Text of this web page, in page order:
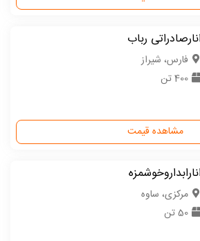
انارصادراتی رباب
فارس، شیراز
400 تن
مشاهده قیمت
انارابداروخوشمزه
مركزی، ساوه
50 تن